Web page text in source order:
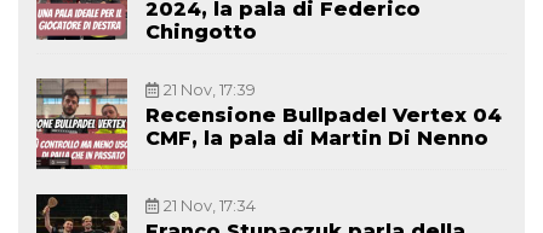
2024, la pala di Federico
Chingotto
21 Nov, 17:39
Recensione Bullpadel Vertex 04
CMF, la pala di Martin Di Nenno
21 Nov, 17:34